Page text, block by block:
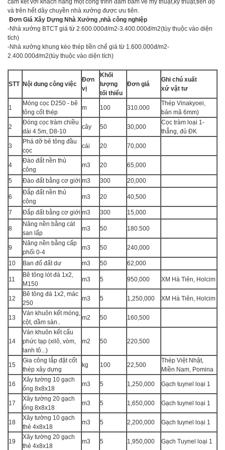
cam kết với khách hàng một công trình đảm bảm về mỹ thuật,kỹ thuật,tiến độ
và trên hết dây chuyền nhà xưởng được ưu tiên.
Đơn Giá Xây Dựng Nhà Xưởng ,nhà công nghiệp
-Nhà xưởng BTCT giá từ 2.600.000đ/m2-3.400.000đ/m2(tùy thuộc vào diện
tích)
-Nhà xưởng khung kèo thép tiền chế giá từ 1.600.000đ/m2-
2.400.000đ/m2(tùy thuộc vào diện tích)
STT Nội dung công việc
Đơn
vị
Khối
lượng
tối thiểu
Đơn giá
Ghi chú xuất
xứ vật tư
1
Móng cọc D250 - bê
tông cốt thép
m 100 310.000
Thép Vinakyoei,
bản mã 6mm)
2
Đóng cọc tràm chiều
dài 4.5m, D8-10
cây 50 30,000
Cọc tràm loại 1-
thẳng, đủ ĐK
3
Phá dỡ bê tông đầu
cọc
cái 20 70,000
4
Đào đất nền thủ
công
m3 20 65,000
5 Đào đất bằng cơ giới m3 300 20,000
6
Đắp đất nền thủ
công
m3 20 40,500
7 Đắp đất bằng cơ giới m3 300 15,000
8
Nâng nền bằng cát
san lấp
m3 50 180.500
9
Nâng nền bằng cấp
phối 0-4
m3 50 240,000
10 Ban đổ đất dư m3 50 62,000
11
Bê tông lót đá 1x2,
M150
m3 5 950,000 XM Hà Tiên, Holcim
12
Bê tông đá 1x2, mác
250
m3 5 1,250,000 XM Hà Tiên, Holcim
13
Ván khuôn kết móng,
cột, dầm sàn..
m2 50 160,500
14
Ván khuôn kết cấu
phức tạp (xilô, vòm,
lanh tô...)
m2 50 220,500
15
Gia công lắp đặt cốt
thép xây dựng
kg 100 22,500
Thép Việt Nhật,
Miền Nam, Pomina
16
Xây tường 10 gạch
ống 8x8x18
m3 5 1,250,000 Gạch tuynel loại 1
17
Xây tường 20 gạch
ống 8x8x18
m3 5 1,650,000 Gạch tuynel loại 1
18
Xây tường 10 gạch
thẻ 4x8x18
m3 5 2,200,000 Gạch tuynel loại 1
19
Xây tường 20 gạch
thẻ 4x8x18
m3 5 1,950,000 Gạch Tuynel loại 1